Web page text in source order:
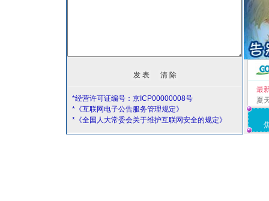
*经营许可证编号：京ICP00000008号
*《互联网电子公告服务管理规定》
*《全国人大常委会关于维护互联网安全的规定》
最
夏